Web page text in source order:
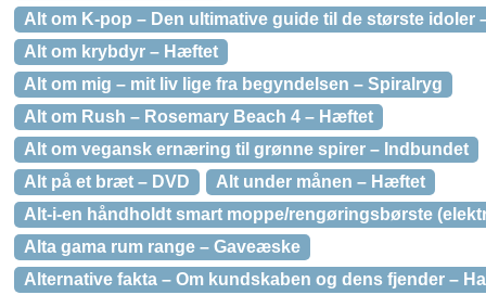
Alt om K-pop – Den ultimative guide til de største idoler
Alt om krybdyr – Hæftet
Alt om mig – mit liv lige fra begyndelsen – Spiralryg
Alt om Rush – Rosemary Beach 4 – Hæftet
Alt om vegansk ernæring til grønne spirer – Indbundet
Alt på et bræt – DVD
Alt under månen – Hæftet
Alt-i-en håndholdt smart moppe/rengøringsbørste
Alta gama rum range – Gaveæske
Alternative fakta – Om kundskaben og dens fjender –